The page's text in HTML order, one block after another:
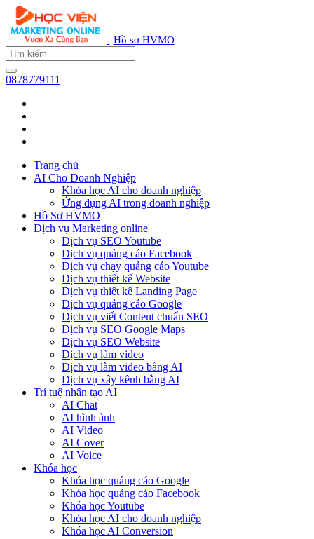
Hồ sơ HVMO
0878779111
Trang chủ
AI Cho Doanh Nghiệp
Khóa học AI cho doanh nghiệp
Ứng dụng AI trong doanh nghiệp
Hồ Sơ HVMO
Dịch vụ Marketing online
Dịch vụ SEO Youtube
Dịch vụ quảng cáo Facebook
Dịch vụ chạy quảng cáo Youtube
Dịch vụ thiết kế Website
Dịch vụ thiết kế Landing Page
Dịch vụ quảng cáo Google
Dịch vụ viết Content chuẩn SEO
Dịch vụ SEO Google Maps
Dịch vụ SEO Website
Dịch vụ làm video
Dịch vụ làm video bằng AI
Dịch vụ xây kênh bằng AI
Trí tuệ nhân tạo AI
AI Chat
AI hình ảnh
AI Video
AI Cover
AI Voice
Khóa học
Khóa học quảng cáo Google
Khóa học quảng cáo Facebook
Khóa học Youtube
Khóa học AI cho doanh nghiệp
Khóa học AI Conversion